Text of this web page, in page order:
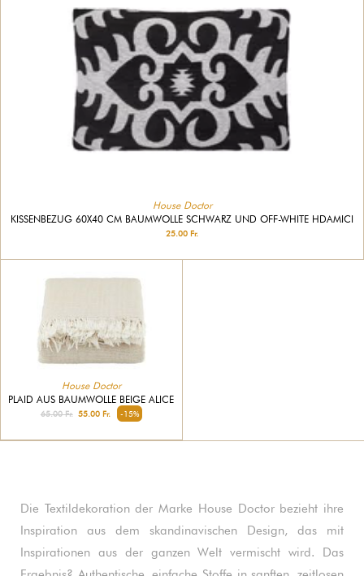
House Doctor
KISSENBEZUG 60X40 CM BAUMWOLLE SCHWARZ UND OFF-WHITE HDAMICI
25.00 Fr.
House Doctor
PLAID AUS BAUMWOLLE BEIGE ALICE
65.00 Fr.55.00 Fr. -15%
Die Textildekoration der Marke House Doctor bezieht ihre
Inspiration aus dem skandinavischen Design, das mit
Inspirationen aus der ganzen Welt vermischt wird. Das